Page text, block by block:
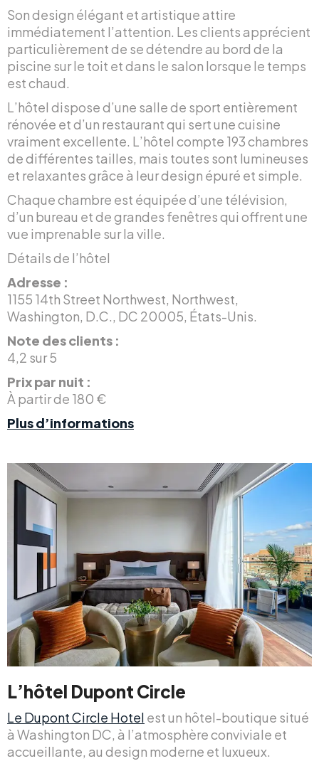
Son design élégant et artistique attire
immédiatement l’attention. Les clients apprécient
particulièrement de se détendre au bord de la
piscine sur le toit et dans le salon lorsque le temps
est chaud.
L’hôtel dispose d’une salle de sport entièrement
rénovée et d’un restaurant qui sert une cuisine
vraiment excellente. L’hôtel compte 193 chambres
de différentes tailles, mais toutes sont lumineuses
et relaxantes grâce à leur design épuré et simple.
Chaque chambre est équipée d’une télévision,
d’un bureau et de grandes fenêtres qui offrent une
vue imprenable sur la ville.
Détails de l’hôtel
Adresse :
1155 14th Street Northwest, Northwest,
Washington, D.C., DC 20005, États-Unis.
Note des clients :
4,2 sur 5
Prix par nuit :
À partir de 180 €
Plus d’informations
L’hôtel Dupont Circle
Le Dupont Circle Hotel est un hôtel-boutique situé
à Washington DC, à l’atmosphère conviviale et
accueillante, au design moderne et luxueux.